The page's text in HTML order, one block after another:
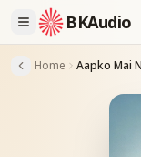
BKAudio
Home